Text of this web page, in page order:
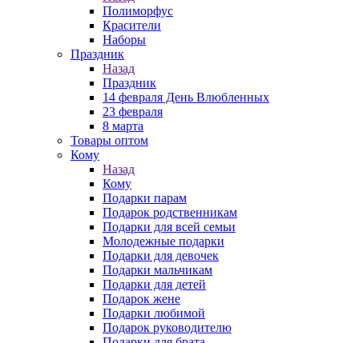
Полиморфус
Красители
Наборы
Праздник
Назад
Праздник
14 февраля День Влюбленных
23 февраля
8 марта
Товары оптом
Кому
Назад
Кому
Подарки парам
Подарок родственникам
Подарки для всей семьи
Молодежные подарки
Подарки для девочек
Подарки мальчикам
Подарки для детей
Подарок жене
Подарки любимой
Подарок руководителю